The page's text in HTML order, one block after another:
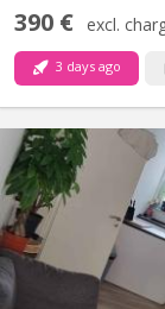
390 € excl.
3 days ago
Bonjour,
chambres.
meublé sauf
2026, négociable
un appartement